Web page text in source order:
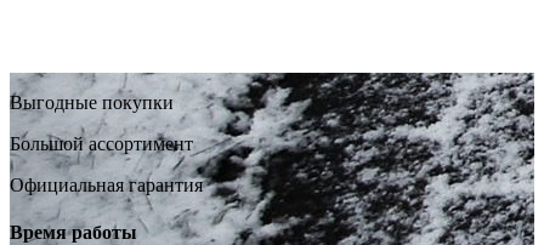
Выгодные покупки
Большой ассортимент
Официальная гарантия
Время работы